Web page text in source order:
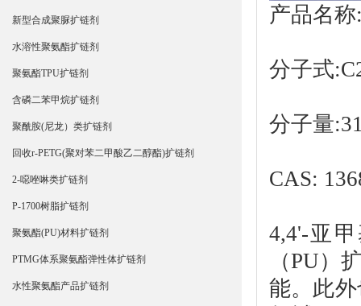
新型合成聚脲扩链剂
水溶性聚氨酯扩链剂
聚氨酯TPU扩链剂
含磷二苯甲烷扩链剂
聚酰胺(尼龙）类扩链剂
回收r-PETG(聚对苯二甲酸乙二醇酯)扩链剂
2-噁唑啉类扩链剂
P-1700树脂扩链剂
聚氨酯(PU)材料扩链剂
PTMG体系聚氨酯弹性体扩链剂
水性聚氨酯产品扩链剂
产品名称
分子式
分子量
CAS:
4,4'-亚
（PU）
能。此